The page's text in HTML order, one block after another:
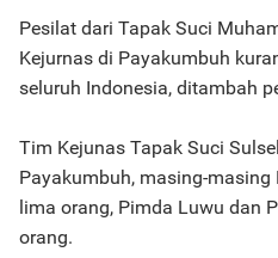
Pesilat dari Tapak Suci
Kejurnas di Payakumbuh
seluruh Indonesia, ditambah
Tim Kejunas Tapak Suci
Payakumbuh, masing-masing
lima orang, Pimda Luwu dan
orang.